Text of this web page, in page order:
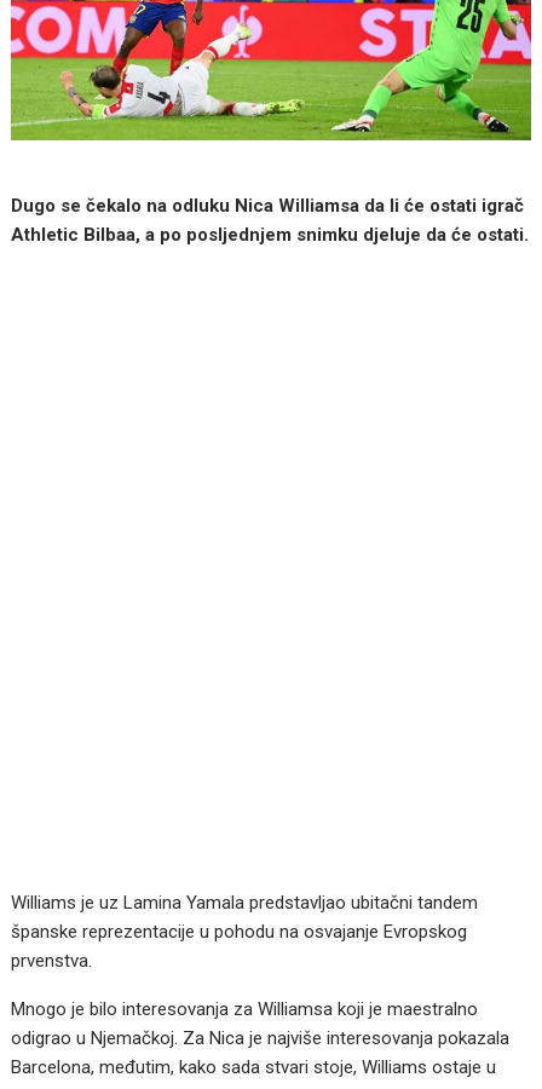
Dugo se čekalo na odluku Nica Williamsa da li će ostati igrač
Athletic Bilbaa, a po posljednjem snimku djeluje da će ostati.
Williams je uz Lamina Yamala predstavljao ubitačni tandem
španske reprezentacije u pohodu na osvajanje Evropskog
prvenstva.
Mnogo je bilo interesovanja za Williamsa koji je maestralno
odigrao u Njemačkoj. Za Nica je najviše interesovanja pokazala
Barcelona, međutim, kako sada stvari stoje, Williams ostaje u